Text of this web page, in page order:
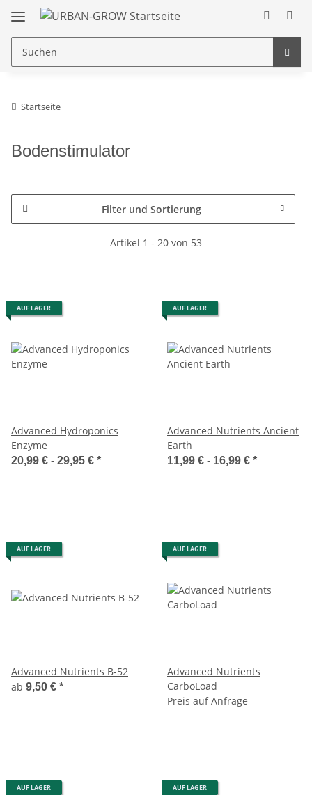
Startseite
Bodenstimulator
Filter und Sortierung
Artikel 1 - 20 von 53
AUF LAGER
Advanced Hydroponics
Enzyme
20,99 € - 29,95 € *
AUF LAGER
Advanced Nutrients Ancient
Earth
11,99 € - 16,99 € *
AUF LAGER
Advanced Nutrients B-52
ab 9,50 € *
AUF LAGER
Advanced Nutrients
CarboLoad
Preis auf Anfrage
AUF LAGER AUF LAGER